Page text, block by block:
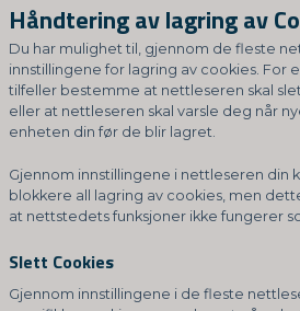
Håndtering av lagring av
Du har mulighet til, gjennom de fleste
innstillingene for lagring av cookies. For
tilfeller bestemme at nettleseren skal
eller at nettleseren skal varsle deg når
enheten din før de blir lagret.
Gjennom innstillingene i nettleseren din
blokkere all lagring av cookies, men
at nettstedets funksjoner ikke fungerer
Slett Cookies
Gjennom innstillingene i de fleste